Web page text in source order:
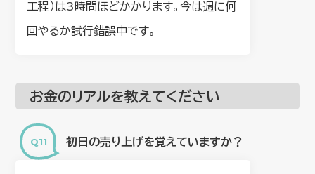
工程）は3時間ほどかかります。今は週に何
回やるか試行錯誤中です。
お金のリアルを教えてください
初日の売り上げを覚えていますか？